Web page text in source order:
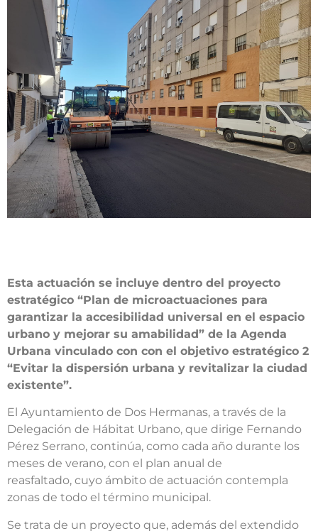
Esta actuación se incluye dentro del proyecto
estratégico “Plan de microactuaciones para
garantizar la accesibilidad universal en el espacio
urbano y mejorar su amabilidad” de la Agenda
Urbana vinculado con con el objetivo estratégico 2
“Evitar la dispersión urbana y revitalizar la ciudad
existente”.
El Ayuntamiento de Dos Hermanas, a través de la
Delegación de Hábitat Urbano, que dirige Fernando
Pérez Serrano, continúa, como cada año durante los
meses de verano, con el plan anual de
reasfaltado, cuyo ámbito de actuación contempla
zonas de todo el término municipal.
Se trata de un proyecto que, además del extendido